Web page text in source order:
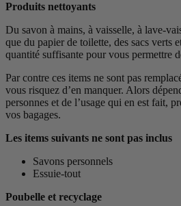
Produits nettoyants
Du savon à mains, à vaisselle, à lave-
que du papier de toilette, des sacs verts
quantité suffisante pour vous permettre
Par contre ces items ne sont pas
vous risquez d’en manquer. Alors
personnes et de l’usage qui en est fait,
vos bagages.
Les items suivants ne sont pas inclus
Savons personnels
Essuie-tout
Poubelle et recyclage